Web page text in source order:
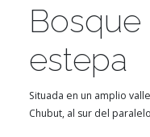
Bosque
estepa
Situada en un amplio
Chubut, al sur del paralelo